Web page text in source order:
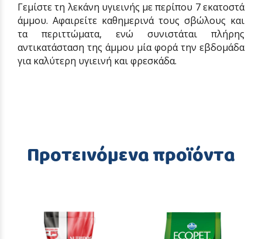
Γεμίστε τη λεκάνη υγιεινής με περίπου 7 εκατοστά
άμμου. Αφαιρείτε καθημερινά τους σβώλους και
τα περιττώματα, ενώ συνιστάται πλήρης
αντικατάσταση της άμμου μία φορά την εβδομάδα
για καλύτερη υγιεινή και φρεσκάδα.
Προτεινόμενα προϊόντα